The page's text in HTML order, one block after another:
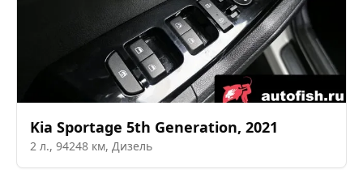
Kia Sportage 5th Generation, 2021
2 л., 94248 км, Дизель